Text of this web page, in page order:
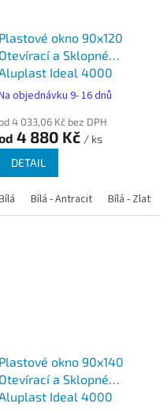
Bílá - Tmavý dub Bílá -
Plastové okno 90x120
Otevírací a Sklopné
Aluplast Ideal 4000
objednávku 9- 16 dnů
4 033,06 Kč bez DPH
4 880 Kč / ks
DETAIL
Bílá - Antracit Bílá - Zlatý
Plastové okno 90x140
Otevírací a Sklopné
Ideal 4000